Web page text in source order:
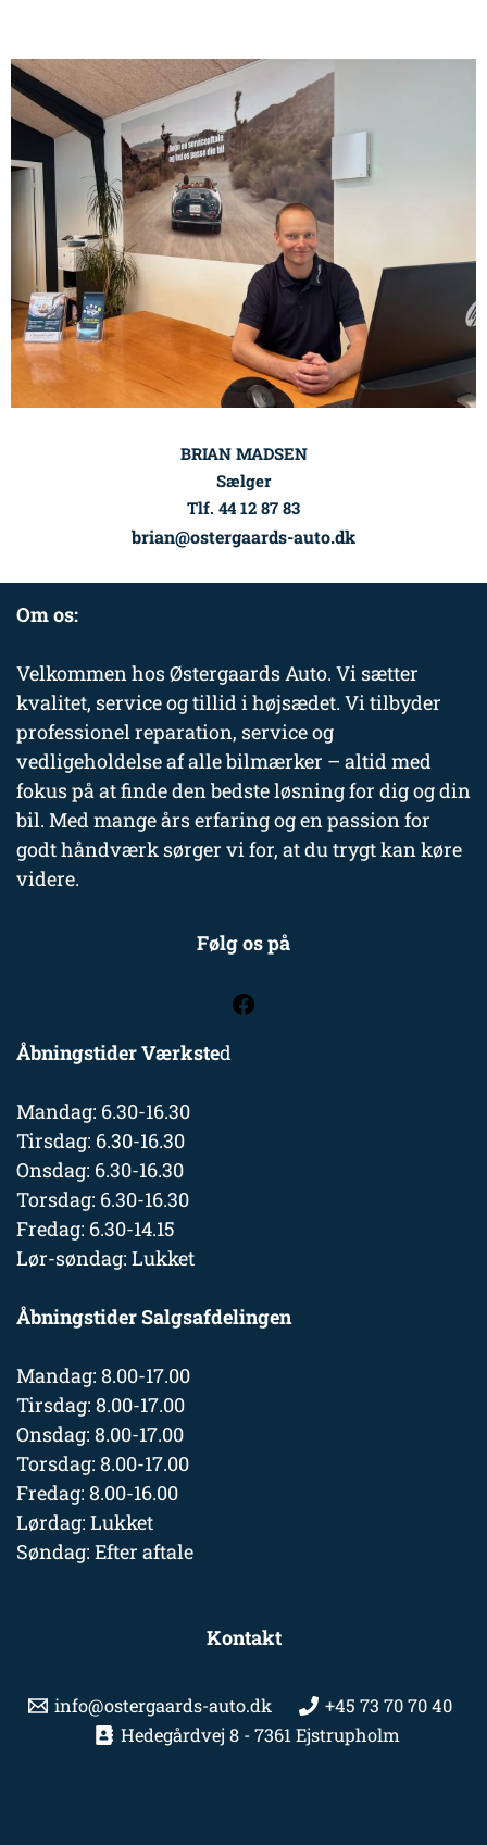
BRIAN MADSEN
Sælger
Tlf. 44 12 87 83
brian@ostergaards-auto.dk
Om os:
Velkommen hos Østergaards Auto. Vi sætter
kvalitet, service og tillid i højsædet. Vi tilbyder
professionel reparation, service og
vedligeholdelse af alle bilmærker – altid med
fokus på at finde den bedste løsning for dig og din
bil. Med mange års erfaring og en passion for
godt håndværk sørger vi for, at du trygt kan køre
videre.
Følg os på
Åbningstider Værksted
Mandag: 6.30-16.30
Tirsdag: 6.30-16.30
Onsdag: 6.30-16.30
Torsdag: 6.30-16.30
Fredag: 6.30-14.15
Lør-søndag: Lukket
Åbningstider Salgsafdelingen
Mandag: 8.00-17.00
Tirsdag: 8.00-17.00
Onsdag: 8.00-17.00
Torsdag: 8.00-17.00
Fredag: 8.00-16.00
Lørdag: Lukket
Søndag: Efter aftale
Kontakt
info@ostergaards-auto.dk
+45 73 70 70 40
Hedegårdvej 8 - 7361 Ejstrupholm